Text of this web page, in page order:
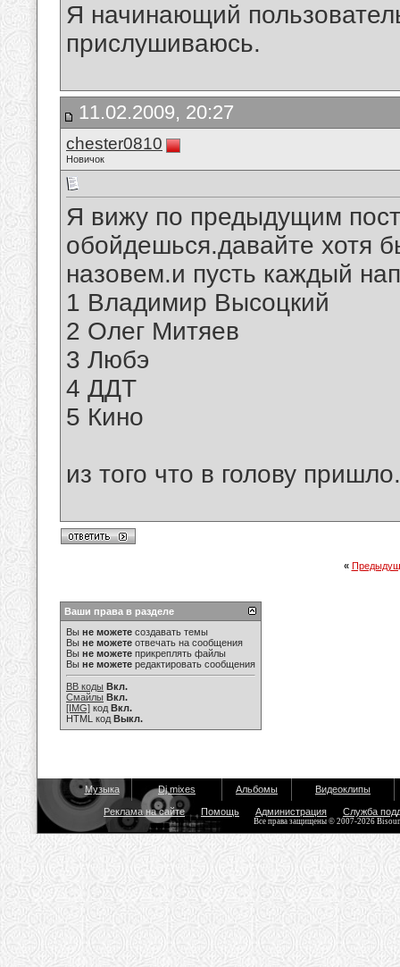
Я начинающий
прислушиваюсь.
11.02.2009, 20:27
chester0810
Новичок
Я вижу по предыдущим
обойдешься.давайте хотя
назовем.и пусть каждый
1 Владимир Высоцкий
2 Олег Митяев
3 Любэ
4 ДДТ
5 Кино
из того что в голову
«
Ваши права в разделе
Вы не можете создавать темы
Вы не можете отвечать на сообщения
Вы не можете прикреплять файлы
Вы не можете редактировать сообщения
BB коды Вкл.
Смайлы Вкл.
[IMG] код Вкл.
HTML код Выкл.
Музыка Dj mixes Альбомы Видеоклипы
Реклама на сайте Помощь Администрация Служба
Все права защищены © 2007-2026